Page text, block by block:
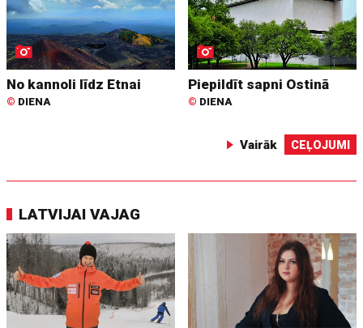
No kannoli līdz Etnai
© DIENA
Piepildīt sapni Ostinā
© DIENA
Vairāk CEĻOJUMI
LATVIJAI VAJAG